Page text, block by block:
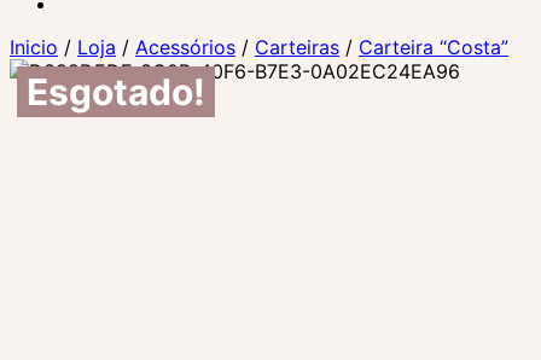
Inicio / Loja / Acessórios / Carteiras / Carteira “Costa”
Esgotado!